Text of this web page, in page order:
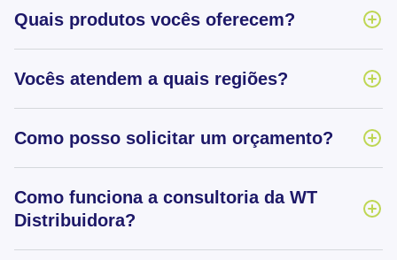
Quais produtos vocês oferecem?
Vocês atendem a quais regiões?
Como posso solicitar um orçamento?
Como funciona a consultoria da WT
Distribuidora?